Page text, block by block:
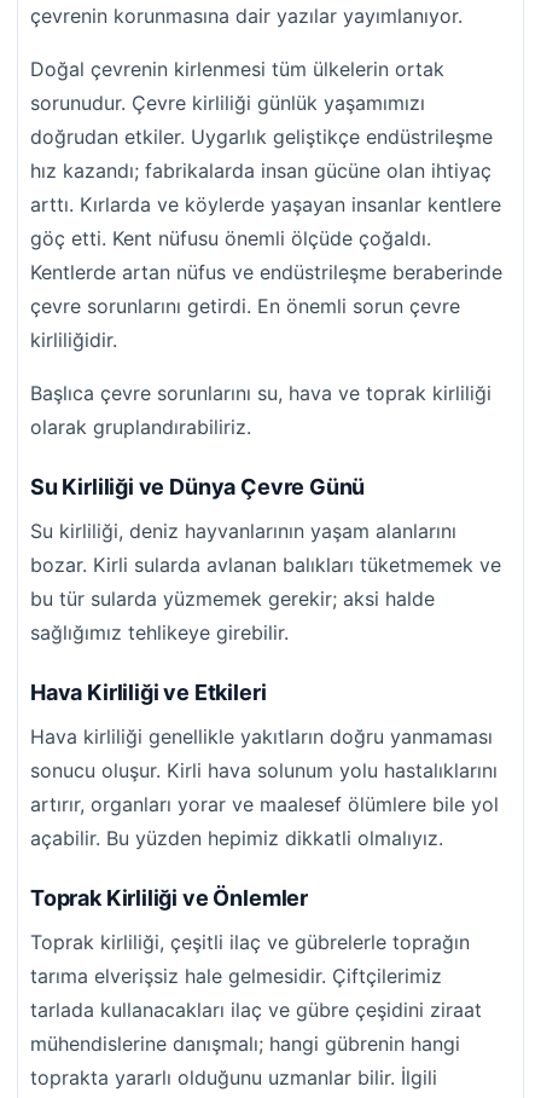
çevrenin korunmasına dair yazılar yayımlanıyor.
Doğal çevrenin kirlenmesi tüm ülkelerin ortak
sorunudur. Çevre kirliliği günlük yaşamımızı
doğrudan etkiler. Uygarlık geliştikçe endüstrileşme
hız kazandı; fabrikalarda insan gücüne olan ihtiyaç
arttı. Kırlarda ve köylerde yaşayan insanlar kentlere
göç etti. Kent nüfusu önemli ölçüde çoğaldı.
Kentlerde artan nüfus ve endüstrileşme beraberinde
çevre sorunlarını getirdi. En önemli sorun çevre
kirliliğidir.
Başlıca çevre sorunlarını su, hava ve toprak kirliliği
olarak gruplandırabiliriz.
Su Kirliliği ve Dünya Çevre Günü
Su kirliliği, deniz hayvanlarının yaşam alanlarını
bozar. Kirli sularda avlanan balıkları tüketmemek ve
bu tür sularda yüzmemek gerekir; aksi halde
sağlığımız tehlikeye girebilir.
Hava Kirliliği ve Etkileri
Hava kirliliği genellikle yakıtların doğru yanmaması
sonucu oluşur. Kirli hava solunum yolu hastalıklarını
artırır, organları yorar ve maalesef ölümlere bile yol
açabilir. Bu yüzden hepimiz dikkatli olmalıyız.
Toprak Kirliliği ve Önlemler
Toprak kirliliği, çeşitli ilaç ve gübrelerle toprağın
tarıma elverişsiz hale gelmesidir. Çiftçilerimiz
tarlada kullanacakları ilaç ve gübre çeşidini ziraat
mühendislerine danışmalı; hangi gübrenin hangi
toprakta yararlı olduğunu uzmanlar bilir. İlgili